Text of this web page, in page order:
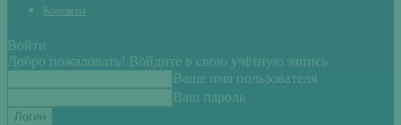
Контакты
Войти
Добро пожаловать! Войдите в свою учётную запись
Ваше имя пользователя
Ваш пароль